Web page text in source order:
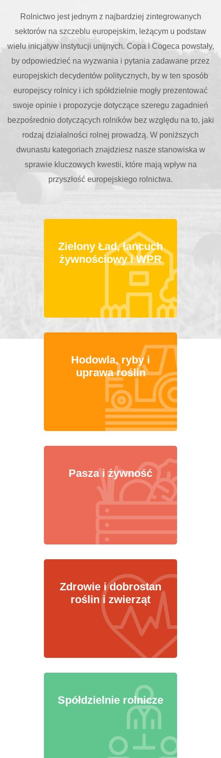
Rolnictwo jest jednym z najbardziej zintegrowanych
sektorów na szczeblu europejskim, leżącym u podstaw
wielu inicjatyw instytucji unijnych. Copa i Cogeca powstały,
by odpowiedzieć na wyzwania i pytania zadawane przez
europejskich decydentów politycznych, by w ten sposób
europejscy rolnicy i ich spółdzielnie mogły prezentować
swoje opinie i propozycje dotyczące szeregu zagadnień
bezpośrednio dotyczących rolników bez względu na to, jaki
rodzaj działalności rolnej prowadzą. W poniższych
dwunastu kategoriach znajdziesz nasze stanowiska w
sprawie kluczowych kwestii, które mają wpływ na
przyszłość europejskiego rolnictwa.
Zielony Ład, łańcuch
żywnościowy i WPR
Hodowla, ryby i
uprawa roślin
Pasza i żywność
Zdrowie i dobrostan
roślin i zwierząt
Spółdzielnie rolnicze